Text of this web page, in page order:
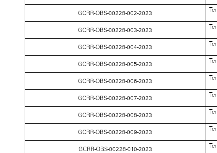
GCRR-OBS-00228-002-2023
GCRR-OBS-00228-003-2023
GCRR-OBS-00228-004-2023
GCRR-OBS-00228-005-2023
GCRR-OBS-00228-006-2023
GCRR-OBS-00228-007-2023
GCRR-OBS-00228-008-2023
GCRR-OBS-00228-009-2023
GCRR-OBS-00228-010-2023